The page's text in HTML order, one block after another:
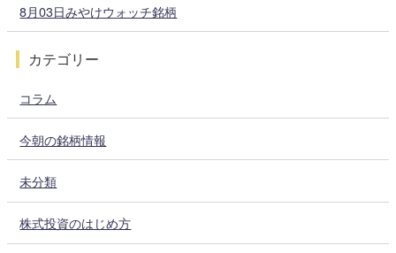
8月03日みやけウォッチ銘柄
カテゴリー
コラム
今朝の銘柄情報
未分類
株式投資のはじめ方